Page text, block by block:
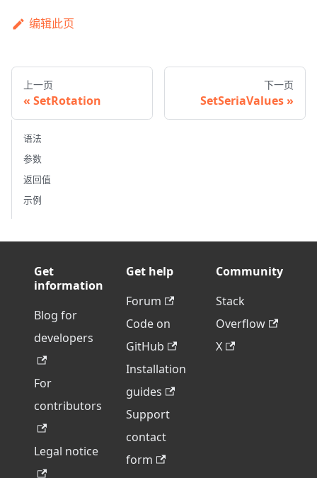
编辑此页
上一页
SetRotation
下一页
SetSeriaValues
语法
参数
返回值
示例
Get
information
Blog for
developers
For
contributors
Legal notice
Get help
Forum
Code on
GitHub
Installation
guides
Support
contact
form
Community
Stack
Overflow
X